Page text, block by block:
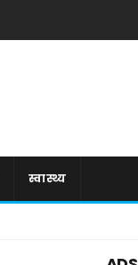
स्वास्थ्य